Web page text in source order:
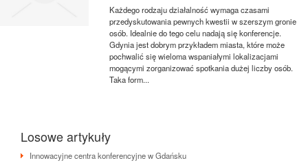
Każdego rodzaju działalność wymaga czasami
przedyskutowania pewnych kwestii w szerszym gronie
osób. Idealnie do tego celu nadają się konferencje.
Gdynia jest dobrym przykładem miasta, które może
pochwalić się wieloma wspaniałymi lokalizacjami
mogącymi zorganizować spotkania dużej liczby osób.
Taka form...
Losowe artykuły
Innowacyjne centra konferencyjne w Gdańsku